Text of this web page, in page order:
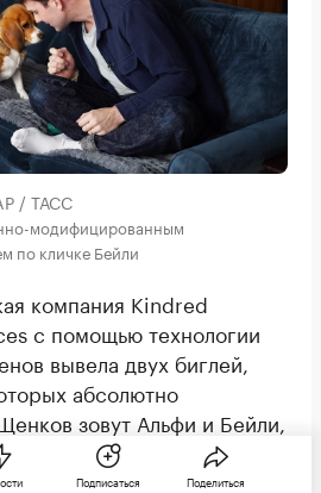
/ ТАСС
модифицированным
по кличке Бейли
компания Kindred
с помощью технологии
вывела двух биглей,
абсолютно
зовут Альфи и Бейли,
2024 года в США,
Подписаться Поделиться